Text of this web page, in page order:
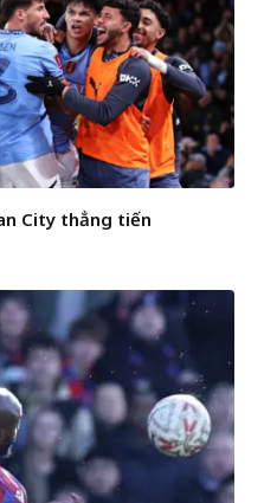
City thẳng tiến